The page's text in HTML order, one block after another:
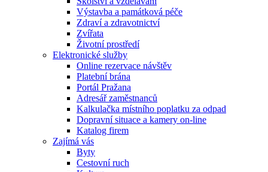
Výstavba a památková péče
Zdraví a zdravotnictví
Zvířata
Životní prostředí
Elektronické služby
Online rezervace návštěv
Platební brána
Portál Pražana
Adresář zaměstnanců
Kalkulačka místního poplatku za odpad
Dopravní situace a kamery on-line
Katalog firem
Zajímá vás
Byty
Cestovní ruch